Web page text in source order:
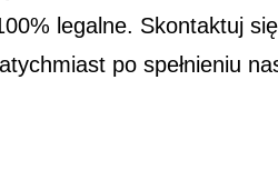
legalne. Skontaktuj
po spełnieniu